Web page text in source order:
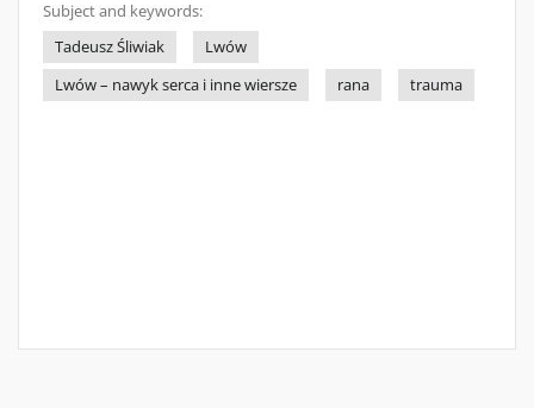
Subject and keywords:
Tadeusz Śliwiak
Lwów
Lwów – nawyk serca i inne wiersze
rana trauma